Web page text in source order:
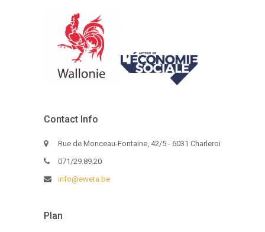
Contact Info
Rue de Monceau-Fontaine, 42/5 - 6031 Charleroi
071/29.89.20
info@eweta.be
Plan